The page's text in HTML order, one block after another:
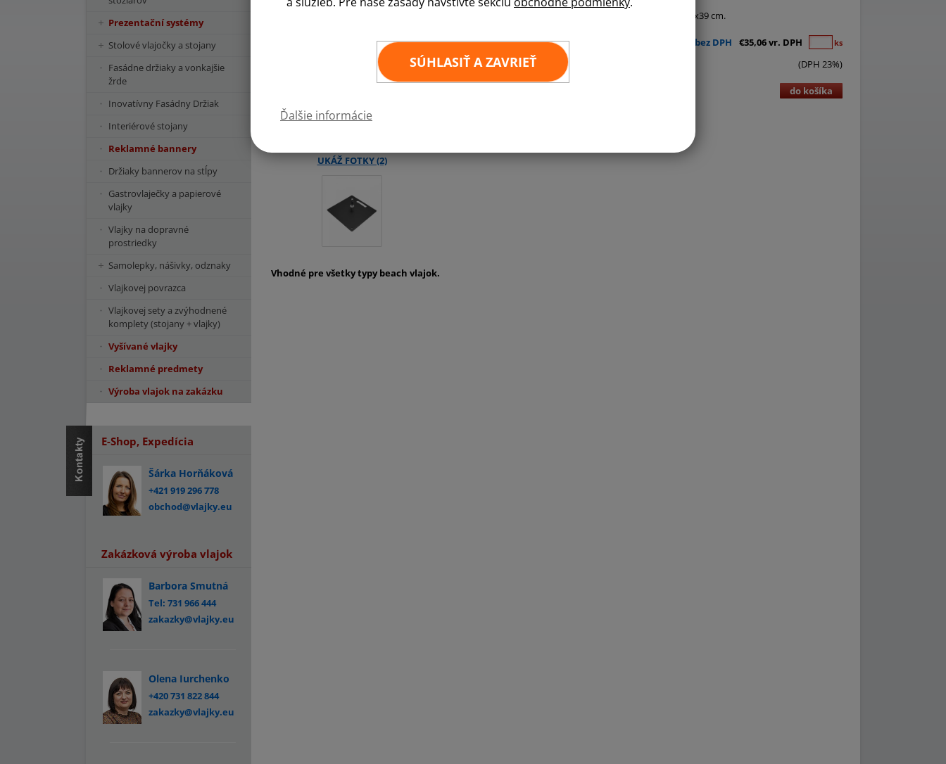
SÚHLASIŤ A ZAVRIEŤ
Ďalšie informácie
Stojaca doska s hmotnosťou 6,3 kg sa ponúka s rotátorom - 39x39 cm.
1 kus €28,50 bez DPH €35,06 vr. DPH ks
(DPH 23%)
do košíka
Vhodné pre všetky typy beach vlajok.
Prezentační systémy
Stolové vlajočky a stojany
Fasádne držiaky a vonkajšie
žrde
Inovatívny Fasádny Držiak
Interiérové stojany
Reklamné bannery
Držiaky bannerov na stĺpy
Gastrovlaječky a papierové
vlajky
Vlajky na dopravné
prostriedky
Samolepky, nášivky, odznaky
Vlajkovej povrazca
Vlajkovej sety a zvýhodnené
komplety (stojany + vlajky)
Vyšívané vlajky
Reklamné predmety
Výroba vlajok na zakázku
E-Shop, Expedícia
Šárka Horňáková
+421 919 296 778
obchod@vlajky.eu
Zakázková výroba vlajok
Barbora Smutná
Tel: 731 966 444
zakazky@vlajky.eu
Olena Iurchenko
+420 731 822 844
zakazky@vlajky.eu